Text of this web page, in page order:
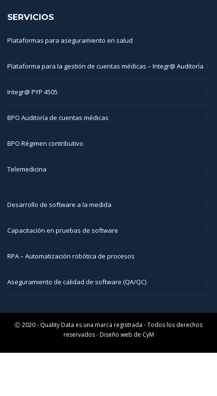
SERVICIOS
Plataformas para aseguramiento en salud
Plataforma para la gestión de cuentas médicas – Integr@ Auditoría
Integr@ PYP 4505
BPO Auditoría de cuentas médicas
BPO Régimen contributivo
Telemedicina
Desarrollo de software a la medida
Capacitación en pruebas de software
RPA – Automatización robótica de procesos
Aseguramiento de calidad de software (QA/QC)
Ⓒ 2020 - Quality Data es una marca registrada - Todos los derechos
reservados - Diseño web de CyM